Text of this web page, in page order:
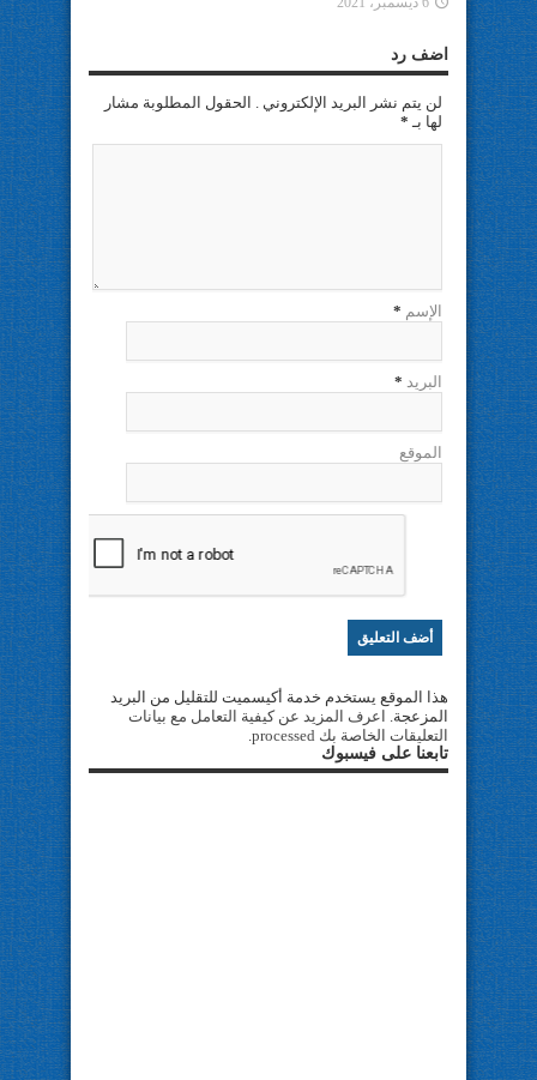
اضف رد
لن يتم نشر البريد الإلكتروني . الحقول المطلوبة مشار
لها بـ *
الإسم *
البريد *
الموقع
هذا الموقع يستخدم خدمة أكيسميت للتقليل من البريد
المزعجة. اعرف المزيد عن كيفية التعامل مع بيانات
التعليقات الخاصة بك processed
.
تابعنا على فيسبوك